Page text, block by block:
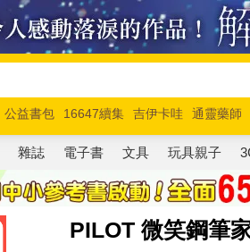
公益書包 16647續集 吉伊卡哇
通靈藥師
馬斯克 玩具總動員5 超慢跑
雜誌 電子書 文具 玩具親子
PILOT 微笑鋼筆